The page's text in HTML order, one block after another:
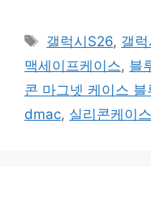
태
그
갤럭시S26, 갤
맥세이프케이스, 블
콘 마그넷 케이스 블
dmac, 실리콘케이스